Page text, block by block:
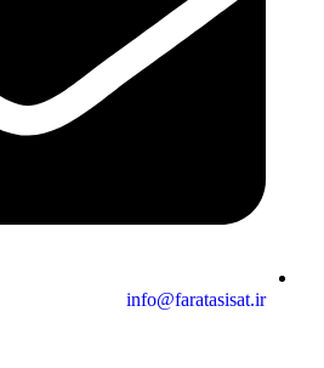
info@faratasisat.ir